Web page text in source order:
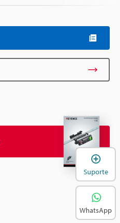
Suporte
WhatsApp